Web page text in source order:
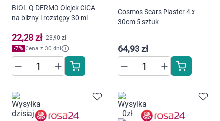
BIOLIQ DERMO Olejek CICA
na blizny i rozstępy 30 ml
22,28 zł 23,90 zł
-7% Cena z 30 dni
Cosmos Scars Plaster 4 x
30cm 5 sztuk
64,93 zł